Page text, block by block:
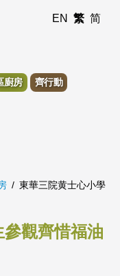
EN 繁 简
廚房
齊行動
東華三院黄士心小學
觀齊惜福油